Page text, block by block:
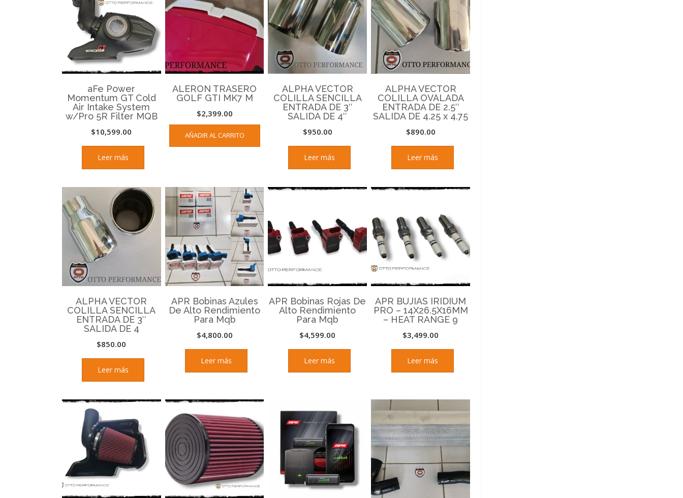
aFe Power
Momentum GT Cold
Air Intake System
w/Pro 5R Filter MQB
$10,599.00
Leer más
ALERON TRASERO
GOLF GTI MK7 M
$2,399.00
AÑADIR AL CARRITO
ALPHA VECTOR
COLILLA SENCILLA
ENTRADA DE 3″
SALIDA DE 4″
$950.00
Leer más
ALPHA VECTOR
COLILLA OVALADA
ENTRADA DE 2.5″
SALIDA DE 4.25 x 4.75
$890.00
Leer más
ALPHA VECTOR
COLILLA SENCILLA
ENTRADA DE 3″
SALIDA DE 4
$850.00
Leer más
APR Bobinas Azules
De Alto Rendimiento
Para Mqb
$4,800.00
Leer más
APR Bobinas Rojas De
Alto Rendimiento
Para Mqb
$4,599.00
Leer más
APR BUJIAS IRIDIUM
PRO – 14X26.5X16MM
– HEAT RANGE 9
$3,499.00
Leer más